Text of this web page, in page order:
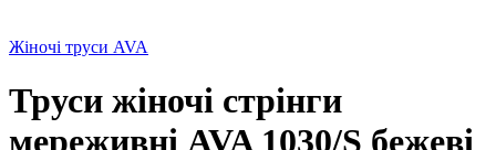
Жіночі труси AVA
Труси жіночі стрінги
мереживні AVA 1030/S бежеві